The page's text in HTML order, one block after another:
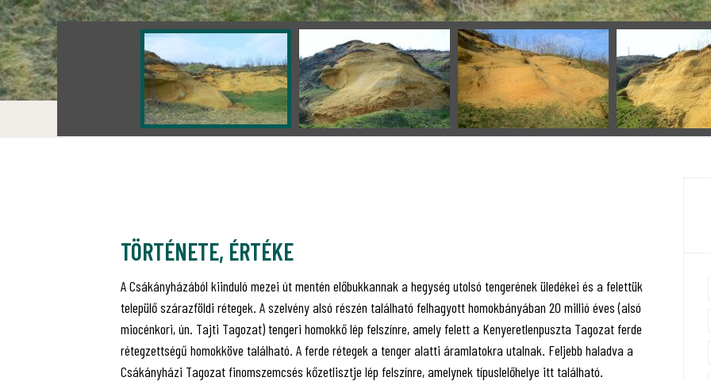
Csákányházi profil (SK)
TÖRTÉNETE, ÉRTÉKE
A Csákányházából kiinduló mezei út mentén előbukkannak a hegység utolsó tengerének üledékei és a felettük
települő szárazföldi rétegek. A szelvény alsó részén található felhagyott homokbányában 20 millió éves (alsó
miocénkori, ún. Tajti Tagozat) tengeri homokkő lép felszínre, amely felett a Kenyeretlenpuszta Tagozat ferde
rétegzettségű homokköve található. A ferde rétegek a tenger alatti áramlatokra utalnak. Feljebb haladva a
Csákányházi Tagozat finomszemcsés kőzetlisztje lép felszínre, amelynek típuslelőhelye itt található.